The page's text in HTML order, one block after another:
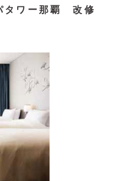
タワー那覇 改修